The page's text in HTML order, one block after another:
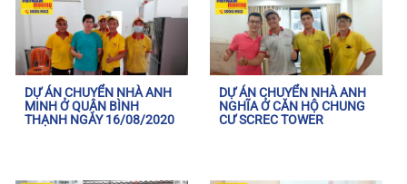
DỰ ÁN CHUYỂN NHÀ ANH
MINH Ở QUẬN BÌNH
THẠNH NGÀY 16/08/2020
DỰ ÁN CHUYỂN NHÀ ANH
NGHĨA Ở CĂN HỘ CHUNG
CƯ SCREC TOWER